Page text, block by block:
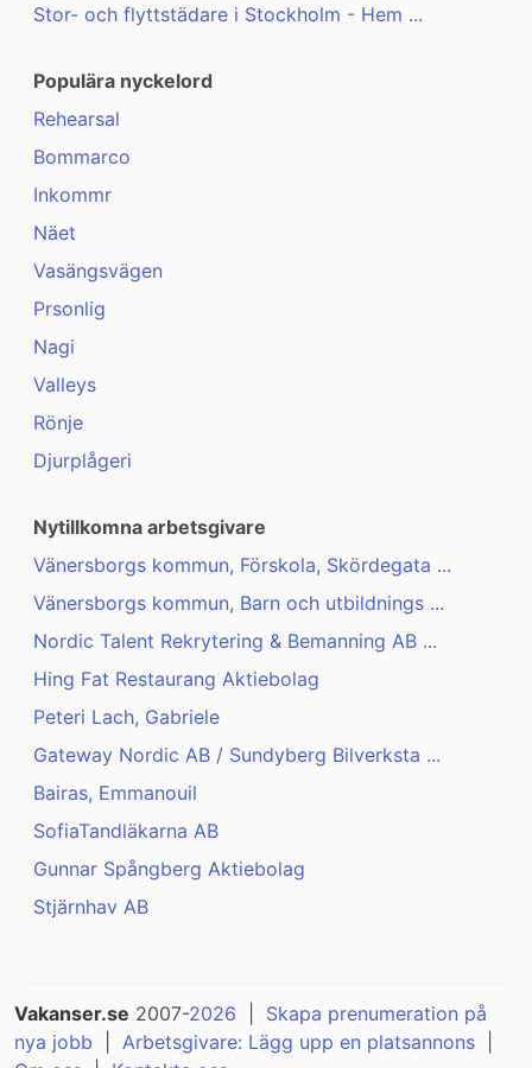
Stor- och flyttstädare i Stockholm - Hem ...
Populära nyckelord
Rehearsal
Bommarco
Inkommr
Näet
Vasängsvägen
Prsonlig
Nagi
Valleys
Rönje
Djurplågeri
Nytillkomna arbetsgivare
Vänersborgs kommun, Förskola, Skördegata ...
Vänersborgs kommun, Barn och utbildnings ...
Nordic Talent Rekrytering & Bemanning AB ...
Hing Fat Restaurang Aktiebolag
Peteri Lach, Gabriele
Gateway Nordic AB / Sundyberg Bilverksta ...
Bairas, Emmanouil
SofiaTandläkarna AB
Gunnar Spångberg Aktiebolag
Stjärnhav AB
Vakanser.se 2007-2026
Skapa prenumeration på
nya jobb
Arbetsgivare: Lägg upp en platsannons